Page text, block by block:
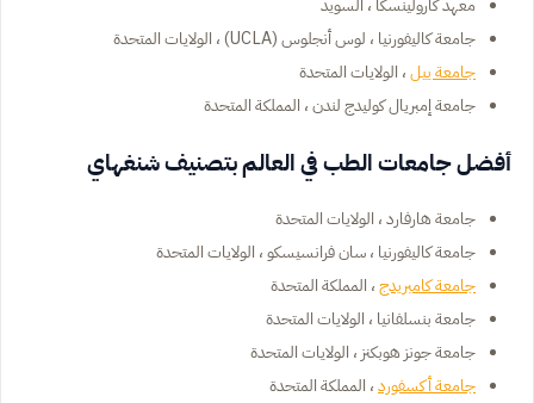
معهد كارولينسكا ، السويد
جامعة كاليفورنيا ، لوس أنجلوس (UCLA) ، الولايات المتحدة
جامعة ييل، الولايات المتحدة
جامعة إمبريال كوليدج لندن ، المملكة المتحدة
أفضل جامعات الطب في العالم بتصنيف شنغهاي
جامعة هارفارد ، الولايات المتحدة
جامعة كاليفورنيا ، سان فرانسيسكو ، الولايات المتحدة
جامعة كامبريدج، المملكة المتحدة
جامعة بنسلفانيا ، الولايات المتحدة
جامعة جونز هوبكنز ، الولايات المتحدة
جامعة أكسفورد، المملكة المتحدة